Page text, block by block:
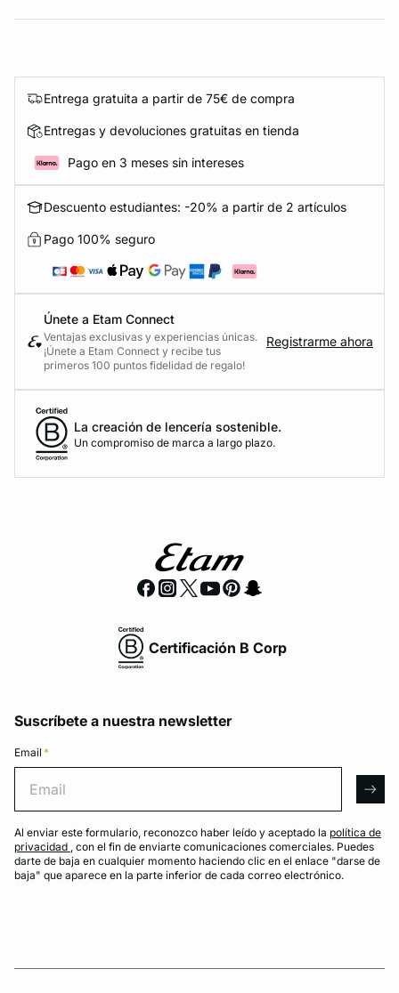
Entrega gratuita a partir de 75€ de compra
Entregas y devoluciones gratuitas en tienda
Pago en 3 meses sin intereses
Descuento estudiantes: -20% a partir de 2 artículos
Pago 100% seguro
Únete a Etam Connect
Ventajas exclusivas y experiencias únicas.
¡Únete a Etam Connect y recibe tus
primeros 100 puntos fidelidad de regalo!
Registrarme ahora
La creación de lencería sostenible.
Un compromiso de marca a largo plazo.
Certificación B Corp
Suscríbete a nuestra newsletter
Email *
Al enviar este formulario, reconozco haber leído y aceptado la política de
privacidad , con el fin de enviarte comunicaciones comerciales. Puedes
darte de baja en cualquier momento haciendo clic en el enlace "darse de
baja" que aparece en la parte inferior de cada correo electrónico.